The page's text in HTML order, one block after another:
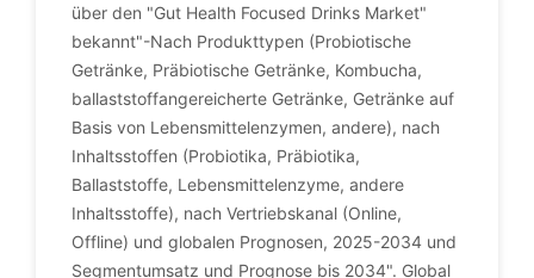
über den "Gut Health Focused Drinks Market"
bekannt"-Nach Produkttypen (Probiotische
Getränke, Präbiotische Getränke, Kombucha,
ballaststoffangereicherte Getränke, Getränke auf
Basis von Lebensmittelenzymen, andere), nach
Inhaltsstoffen (Probiotika, Präbiotika,
Ballaststoffe, Lebensmittelenzyme, andere
Inhaltsstoffe), nach Vertriebskanal (Online,
Offline) und globalen Prognosen, 2025-2034 und
Segmentumsatz und Prognose bis 2034". Global